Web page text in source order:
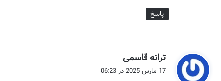
پاسخ
ترانه قاسمی
17 مارس 2025 در 06:23